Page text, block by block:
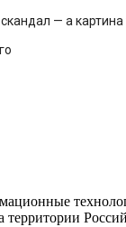
— а
территории